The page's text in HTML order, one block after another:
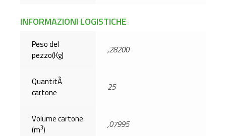
INFORMAZIONI LOGISTICHE
Peso del
pezzo(Kg)
,28200
QuantitÃ
cartone
25
Volume cartone
(m3) ,07995